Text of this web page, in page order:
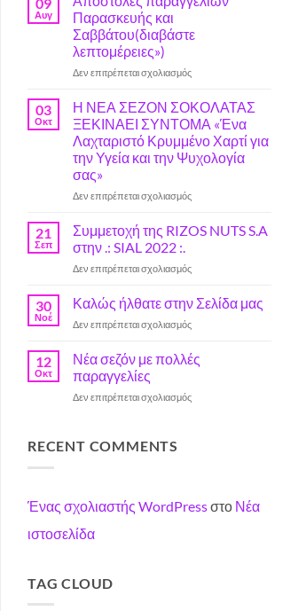
Αυγ
Παρασκευής και
Σαββάτου(διαβάστε
λεπτομέρειες»)
Δεν επιτρέπεται σχολιασμόςστο
παραγγελιών
Παρασκευής
και
Σαββάτου(διαβάστε
λεπτομέρειες»)
03
Οκτ
Η ΝΕΑ ΣΕΖΟΝ ΣΟΚΟΛΑΤΑΣ
ΞΕΚΙΝΑΕΙ ΣΥΝΤΟΜΑ «Ένα
Λαχταριστό Κρυμμένο Χαρτί για
την Υγεία και την Ψυχολογία
σας»
Δεν επιτρέπεται σχολιασμόςστο
ΝΕΑ
ΞΕΚΙΝΑΕΙ
«Ένα
Κρυμμένο
για
και
21
Σεπ
Συμμετοχή της RIZOS NUTS S.A
στην .: SIAL 2022 :.
Δεν επιτρέπεται σχολιασμόςστο
της
NUTS
στην
2022
30
Νοέ
Καλώς ήλθατε στην Σελίδα μας
Δεν επιτρέπεται σχολιασμόςστο
ήλθατε
στην
μας
12
Οκτ
Νέα σεζόν με πολλές
παραγγελίες
Δεν επιτρέπεται σχολιασμόςστο
RECENT COMMENTS
Ένας σχολιαστής WordPressστο Νέα
ιστοσελίδα
TAG CLOUD